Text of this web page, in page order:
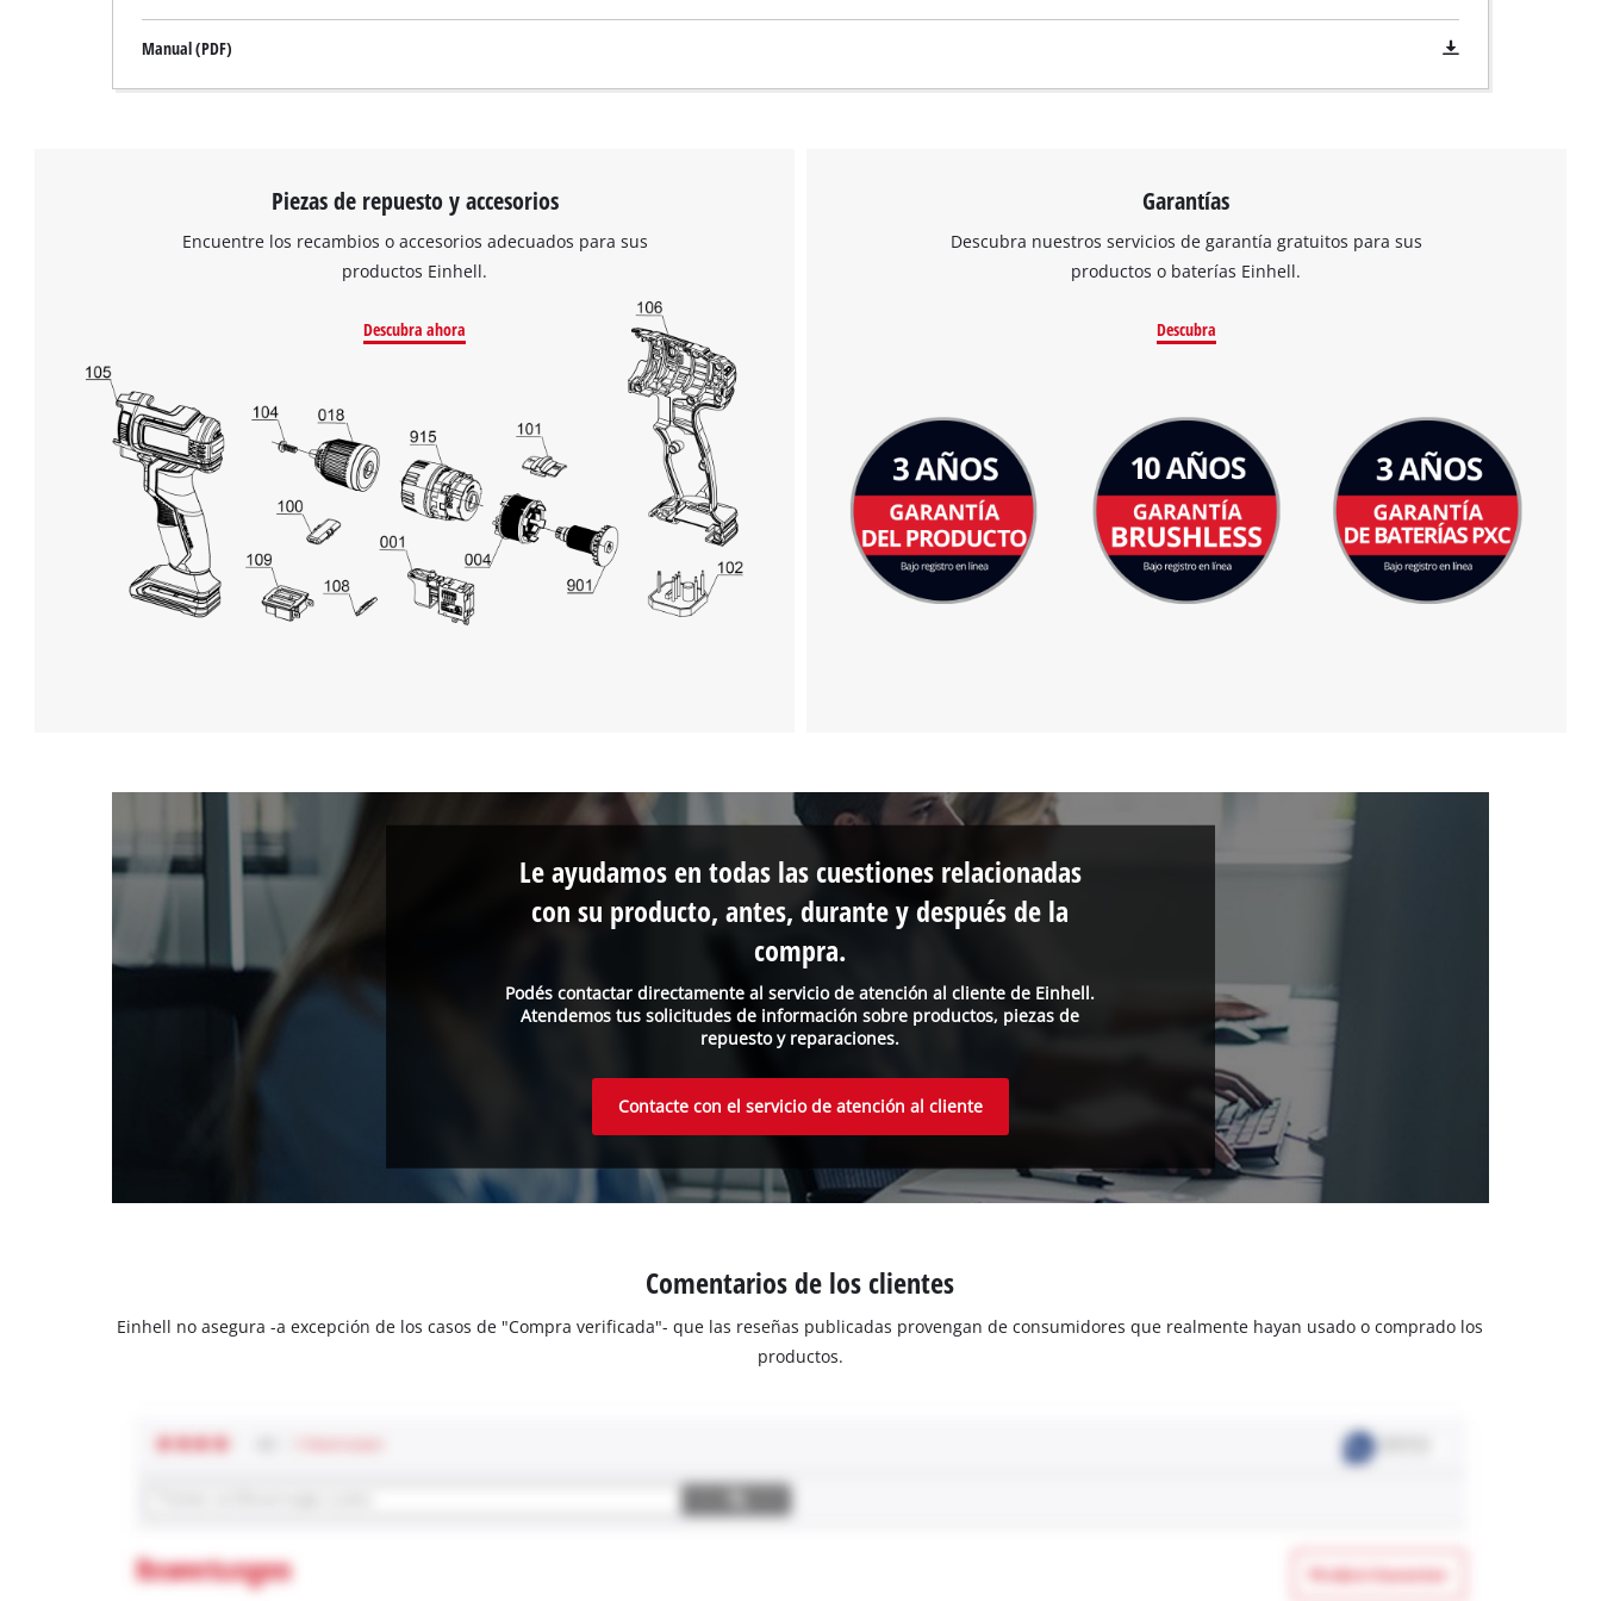
Manual (PDF)
Piezas de repuesto y accesorios
Encuentre los recambios o accesorios adecuados para sus
productos Einhell.
Descubra ahora
Garantías
Descubra nuestros servicios de garantía gratuitos para sus
productos o baterías Einhell.
Descubra
Podés contactar directamente al servicio de atención al cliente de Einhell.
Atendemos tus solicitudes de información sobre productos, piezas de
repuesto y reparaciones.
Le ayudamos en todas las cuestiones relacionadas
con su producto, antes, durante y después de la
compra.
Contacte con el servicio de atención al cliente
Comentarios de los clientes
Einhell no asegura -a excepción de los casos de "Compra verificada"- que las reseñas publicadas provengan de consumidores que realmente hayan usado o comprado los
productos.